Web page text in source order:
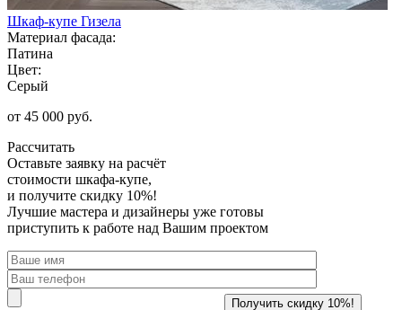
Шкаф-купе Гизела
Материал фасада:
Патина
Цвет:
Серый
от 45 000 руб.
Рассчитать
Оставьте заявку на расчёт
стоимости шкафа-купе,
и получите скидку 10%!
Лучшие мастера и дизайнеры уже готовы
приступить к работе над Вашим проектом